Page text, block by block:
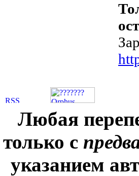
Любая
только с
указанием